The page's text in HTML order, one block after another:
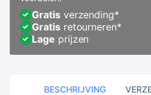
Gratisverzending*
Gratisretourneren*
Lage prijzen
BESCHRIJVING